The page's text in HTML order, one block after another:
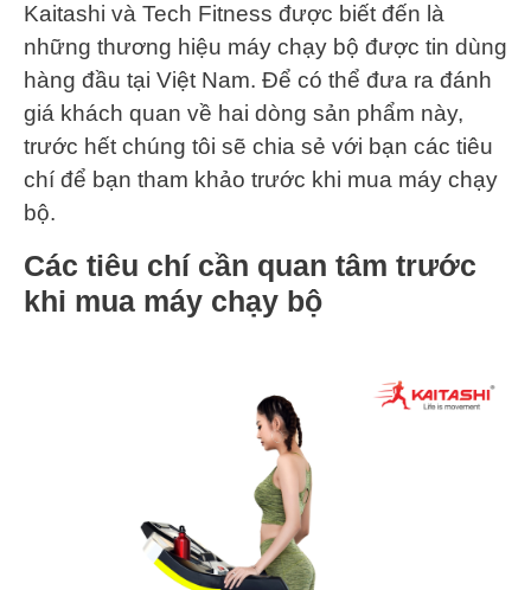
Kaitashi và Tech Fitness được biết đến là
những thương hiệu máy chạy bộ được tin dùng
hàng đầu tại Việt Nam. Để có thể đưa ra đánh
giá khách quan về hai dòng sản phẩm này,
trước hết chúng tôi sẽ chia sẻ với bạn các tiêu
chí để bạn tham khảo trước khi mua máy chạy
bộ.
Các tiêu chí cần quan tâm trước
khi mua máy chạy bộ